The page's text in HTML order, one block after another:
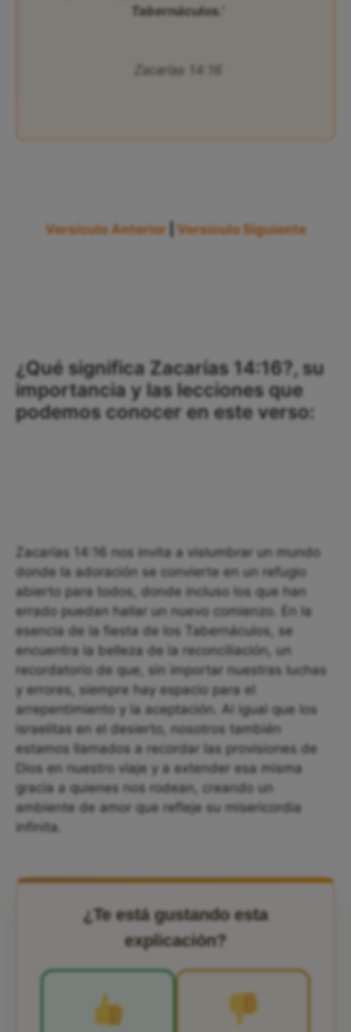
Tabernáculos.’
Zacarías 14:16
Versículo Anterior Versículo Siguiente
¿Qué significa Zacarías 14:16?, su
importancia y las lecciones que
podemos conocer en este verso:
Zacarías 14:16 nos invita a vislumbrar un mundo
donde la adoración se convierte en un refugio
abierto para todos, donde incluso los que han
errado puedan hallar un nuevo comienzo. En la
esencia de la fiesta de los Tabernáculos, se
encuentra la belleza de la reconciliación, un
recordatorio de que, sin importar nuestras luchas
y errores, siempre hay espacio para el
arrepentimiento y la aceptación. Al igual que los
israelitas en el desierto, nosotros también
estamos llamados a recordar las provisiones de
Dios en nuestro viaje y a extender esa misma
gracia a quienes nos rodean, creando un
ambiente de amor que refleje su misericordia
infinita.
¿Te está gustando esta
explicación?